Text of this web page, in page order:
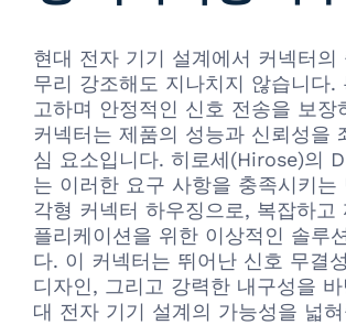
현대 전자 기기 설계에서 커넥터의
무리 강조해도 지나치지 않습니다.
고하며 안정적인 신호 전송을 보장
커넥터는 제품의 성능과 신뢰성을
심 요소입니다. 히로세(Hirose)의
는 이러한 요구 사항을 충족시키는
각형 커넥터 하우징으로, 복잡하고
플리케이션을 위한 이상적인 솔루
다. 이 커넥터는 뛰어난 신호 무결
디자인, 그리고 강력한 내구성을
대 전자 기기 설계의 가능성을 넓